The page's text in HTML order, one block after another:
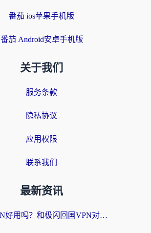
番茄 ios苹果手机版
番茄 Android安卓手机版
关于我们
服务条款
隐私协议
应用权限
联系我们
最新资讯
Malus VPN好用吗？和极闪回国VPN对比哪个回国效果更好？海外党亲测3款加速器+避坑指南